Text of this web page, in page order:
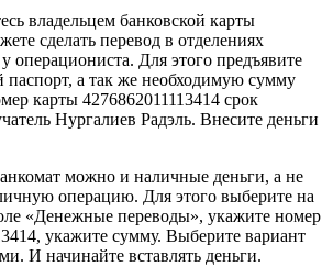
владельцем банковской карты
сделать перевод в отделениях
операциониста. Для этого предъявите
паспорт, а так же необходимую сумму
карты 4276862011113414 срок
Нургалиев Радэль. Внесите деньги
можно и наличные деньги, а не
операцию. Для этого выберите на
«Денежные переводы», укажите номер
укажите сумму. Выберите вариант
И начинайте вставлять деньги.